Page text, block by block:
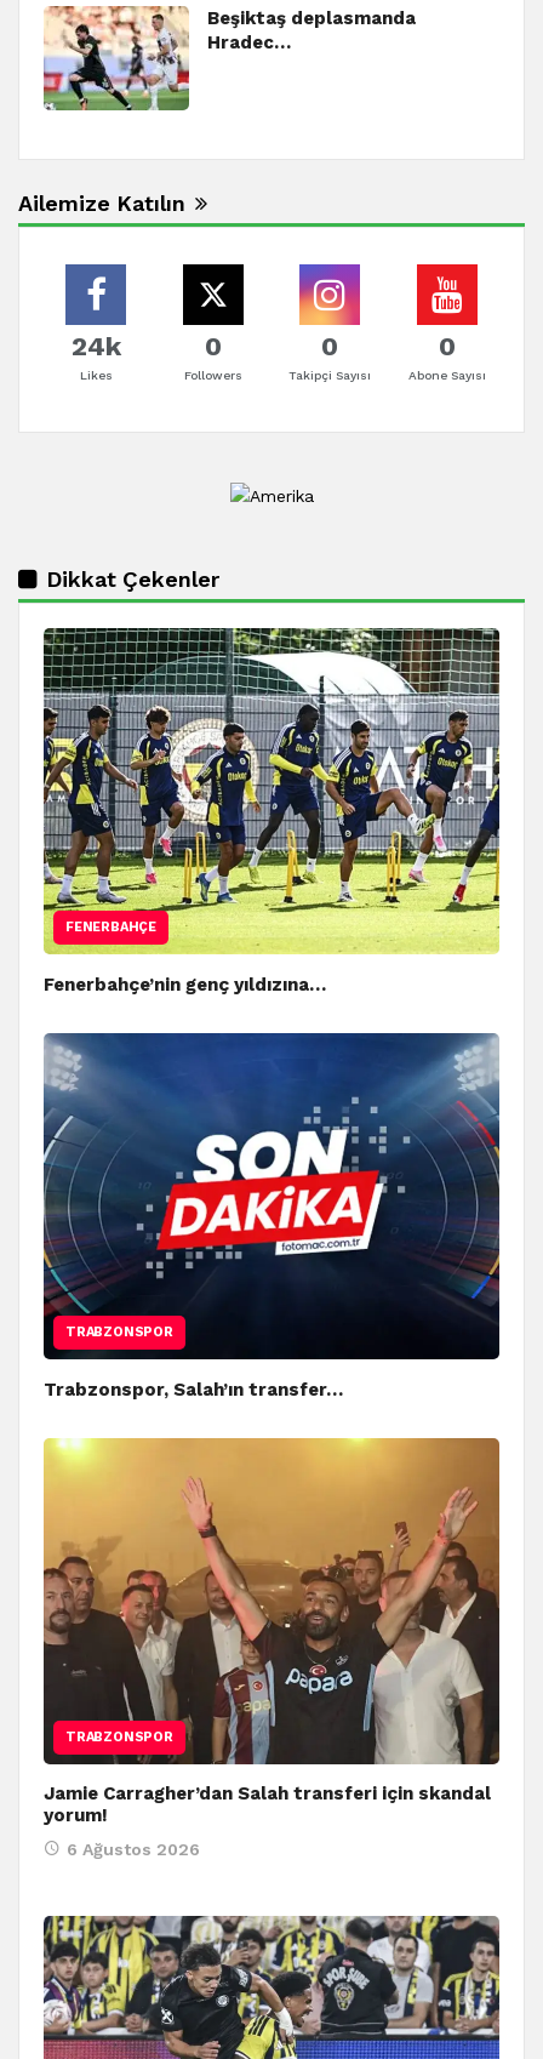
Beşiktaş deplasmanda
Hradec…
Ailemize Katılın
24k
Likes
0
Followers
0
Takipçi Sayısı
0
Abone Sayısı
Dikkat Çekenler
FENERBAHÇE
Fenerbahçe’nin genç yıldızına…
TRABZONSPOR
Trabzonspor, Salah’ın transfer…
TRABZONSPOR
Jamie Carragher’dan Salah transferi için skandal
yorum!
6 Ağustos 2026